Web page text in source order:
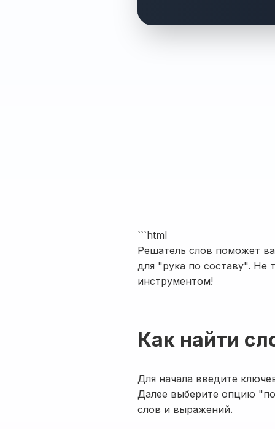
```html
Решатель слов поможет
для "рука по составу". Не
инструментом!
Как найти
Для начала введите
Далее выберите опцию
слов и выражений.